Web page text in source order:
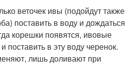
веточек ивы (подойдут также
поставить в воду и дождаться
корешки появятся, ивовые
поставить в эту воду черенок.
лишь доливают при